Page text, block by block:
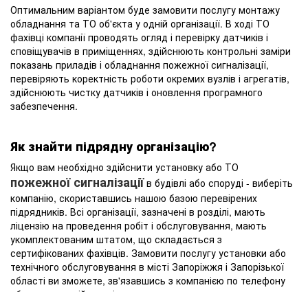
Оптимальним варіантом буде замовити послугу монтажу
обладнання та ТО об'єкта у одній організації. В ході ТО
фахівці компанії проводять огляд і перевірку датчиків і
сповіщувачів в приміщеннях, здійснюють контрольні заміри
показань приладів і обладнання пожежної сигналізації,
перевіряють коректність роботи окремих вузлів і агрегатів,
здійснюють чистку датчиків і оновлення програмного
забезпечення.
Як знайти підрядну організацію?
Якщо вам необхідно здійснити установку або ТО
пожежної сигналізаціїв будівлі або споруді - виберіть
компанію, скориставшись нашою базою перевірених
підрядників. Всі організації, зазначені в розділі, мають
ліцензію на проведення робіт і обслуговування, мають
укомплектованим штатом, що складається з
сертифікованих фахівців. Замовити послугу установки або
технічного обслуговування в місті Запоріжжя і Запорізької
області ви зможете, зв'язавшись з компанією по телефону